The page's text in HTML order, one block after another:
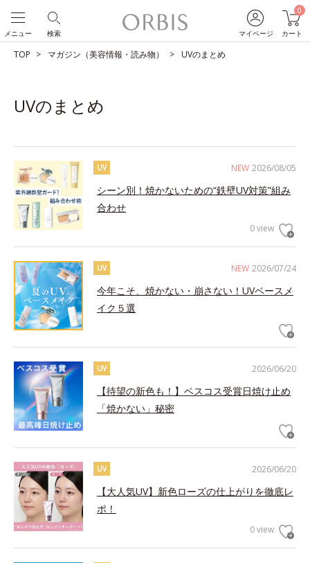
マイページ
0
カート
検索
メニュー
TOP マガジン（美容情報・読み物） UVのまとめ
UVのまとめ
NEW 2026/08/05
UV
シーン別！焼かないための“鉄壁UV対策”組み
合わせ
0 view
NEW 2026/07/24
UV
今年こそ、焼かない・崩さない！UVベースメ
イク５選
2026/06/20
UV
【待望の新色も！】ベスコス受賞日焼け止め
「焼かない」秘密
2026/06/20
UV
【大人気UV】新色ローズの仕上がりを徹底レ
ポ！
0 view